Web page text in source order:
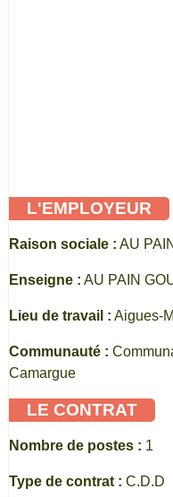
L'EMPLOYEUR
Raison sociale : AU
Enseigne : AU PAIN
Lieu de travail : Aigues-
Communauté :
Camargue
LE CONTRAT
Nombre de postes : 1
Type de contrat : C.D.D